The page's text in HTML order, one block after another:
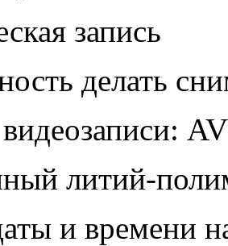
запись
делать
литий-
и времени